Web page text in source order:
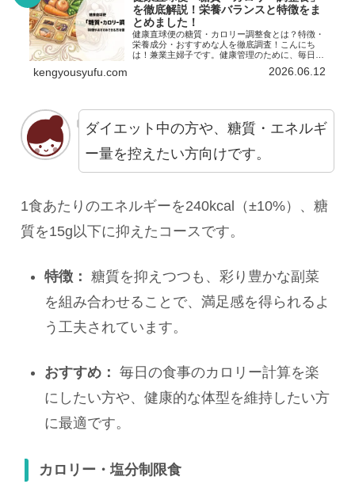
を徹底解説！栄養バランスと特徴をま
とめました！
健康直球便の糖質・カロリー調整食とは？特徴・
栄養成分・おすすめな人を徹底調査！こんにち
は！兼業主婦子です。健康管理のために、毎日の
よねぇ…。しかし、栄養計算を自分で行い、バラ
kengyousyufu.com 2026.06.12
ダイエット中の方や、糖質・エネルギ
ー量を控えたい方向けです。
1食あたりのエネルギーを240kcal（±10%）、糖
質を15g以下に抑えたコースです。
特徴： 糖質を抑えつつも、彩り豊かな副菜
を組み合わせることで、満足感を得られるよ
う工夫されています。
おすすめ： 毎日の食事のカロリー計算を楽
にしたい方や、健康的な体型を維持したい方
に最適です。
カロリー・塩分制限食